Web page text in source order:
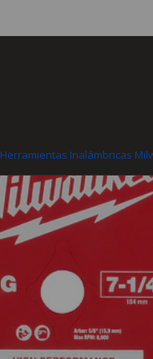
Herramientas Inalámbricas